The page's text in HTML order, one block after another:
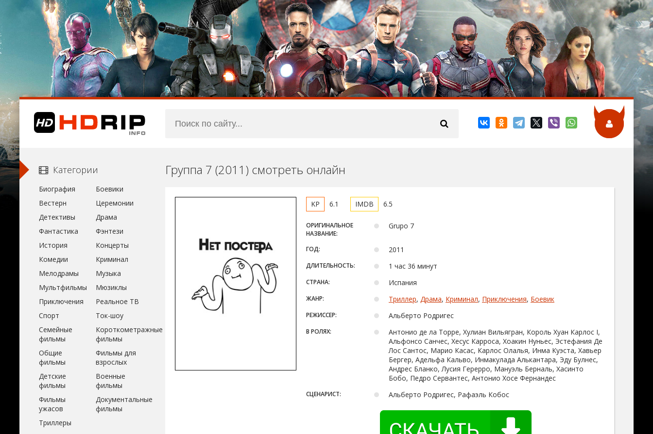
Группа 7 (2011) смотреть онлайн
6.1 6.5
ОРИГИНАЛЬНОЕ
НАЗВАНИЕ:
Grupo 7
ГОД: 2011
ДЛИТЕЛЬНОСТЬ: 1 час 36 минут
СТРАНА: Испания
ЖАНР: Триллер, Драма, Криминал, Приключения, Боевик
РЕЖИССЕР: Альберто Родригес
В РОЛЯХ:
Антонио де ла Торре, Хулиан Вильягран, Король Хуан Карлос I,
Альфонсо Санчес, Хесус Карроса, Хоакин Нуньес, Эстефания Де
Лос Сантос, Марио Касас, Карлос Олалья, Инма Куэста, Хавьер
Бергер, Адельфа Кальво, Инмакулада Алькантара, Эду Булнес,
Андрес Бланко, Лусия Герерро, Мануэль Берналь, Хасинто
Бобо, Педро Сервантес, Антонио Хосе Фернандес
СЦЕНАРИСТ: Альберто Родригес, Рафаэль Кобос
Категории
Биография
Боевики
Вестерн
Церемонии
Детективы
Драма
Фантастика
Фэнтези
История
Концерты
Комедии
Криминал
Мелодрамы
Музыка
Мультфильмы
Мюзиклы
Приключения
Реальное ТВ
Спорт
Ток-шоу
Семейные
фильмы
Короткометражные
фильмы
Общие
фильмы
Фильмы для
взрослых
Детские
фильмы
Военные
фильмы
Фильмы
ужасов
Документальные
фильмы
Триллеры